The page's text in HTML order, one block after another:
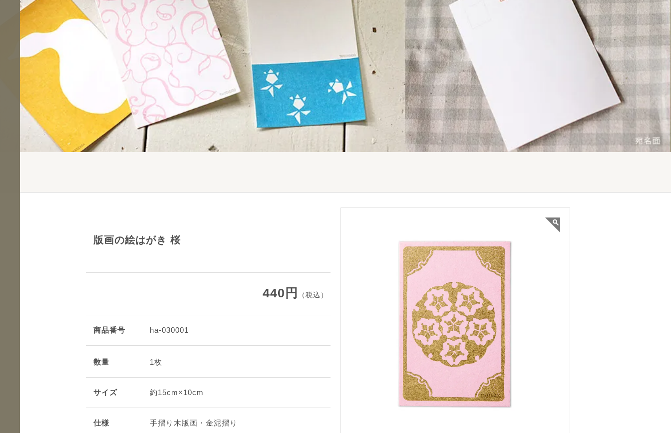
数量 1枚
サイズ 約15cm×10cm
仕様 手摺り木版画・金泥摺り
版画の絵はがき 桜
440円 （税込）
商品番号 ha-030001